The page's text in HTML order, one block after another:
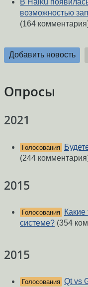
возможностью
(164
Добавить новость
Опросы
2021
Голосования
(244
2015
Голосования
системе? (354
2015
Голосования Qt vs